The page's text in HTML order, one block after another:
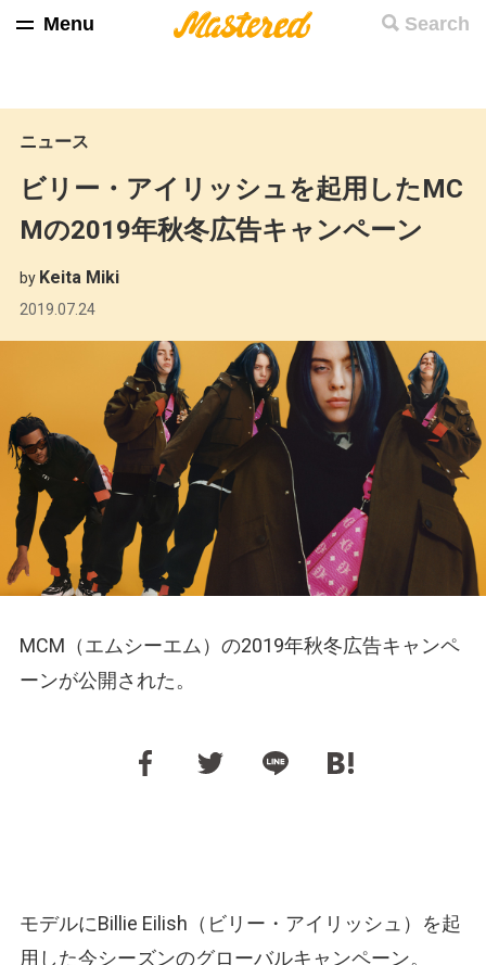
Search
Menu
ニュース
ビリー・アイリッシュを起用したMC
Mの2019年秋冬広告キャンペーン
by Keita Miki
2019.07.24
MCM（エムシーエム）の2019年秋冬広告キャンペ
ーンが公開された。
モデルにBillie Eilish（ビリー・アイリッシュ）を起
用した今シーズンのグローバルキャンペーン。